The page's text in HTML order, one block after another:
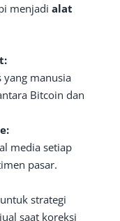
menjadi alat
yang manusia
Bitcoin dan
media setiap
pasar.
strategi
saat koreksi